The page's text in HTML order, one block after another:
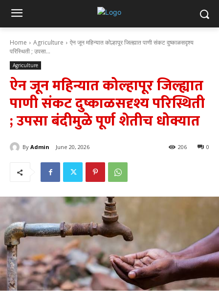
Home Agriculture
ऐन जून महिन्यात कोल्हापूर जिल्ह्यात पाणी संकट दुष्काळसदृश्य
परिस्थिती ; उपसा...
Agriculture
ऐन जून महिन्यात कोल्हापूर जिल्ह्यात
पाणी संकट दुष्काळसदृश्य परिस्थिती
; उपसा बंदीमुळे पूर्ण शेतीच धोक्यात
By Admin June 20, 2026 0
206